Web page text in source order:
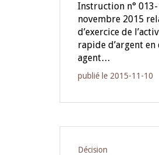
Instruction n°
novembre 2015
d’exercice de
rapide d’argent
agent…
publié le 2015-11-10
Décision